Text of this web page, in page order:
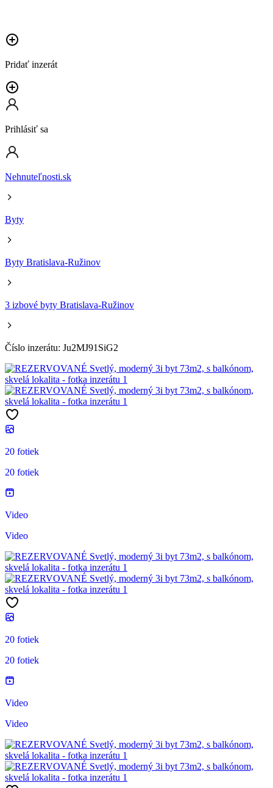
Pridať inzerát
Prihlásiť sa
Nehnuteľnosti.sk
Byty
Byty Bratislava-Ružinov
3 izbové byty Bratislava-Ružinov
Číslo inzerátu: Ju2MJ91SiG2
20 fotiek
20 fotiek
Video
Video
20 fotiek
20 fotiek
Video
Video